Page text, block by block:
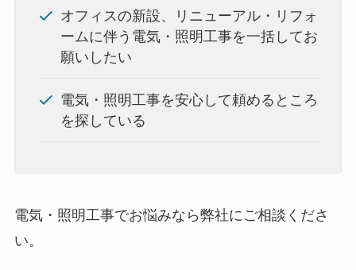
オフィスの新設、リニューアル・リフォ
ームに伴う電気・照明工事を一括してお
願いしたい
電気・照明工事を安心して頼めるところ
を探している
電気・照明工事でお悩みなら弊社にご相談くださ
い。